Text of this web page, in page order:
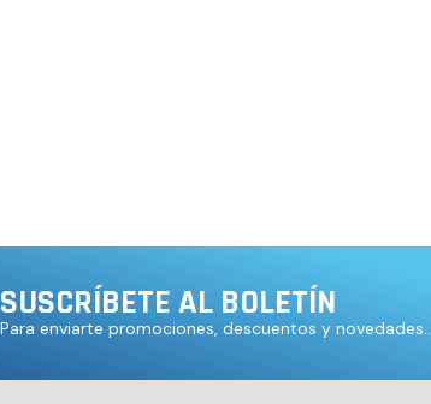
SUSCRÍBETE AL BOLETÍN
Para enviarte promociones, descuentos y novedades..